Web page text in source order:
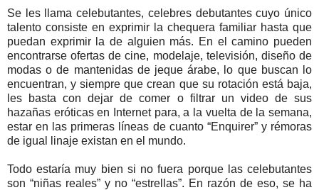
Se les llama celebutantes, celebres debutantes cuyo único
talento consiste en exprimir la chequera familiar hasta que
puedan exprimir la de alguien más. En el camino pueden
encontrarse ofertas de cine, modelaje, televisión, diseño de
modas o de mantenidas de jeque árabe, lo que buscan lo
encuentran, y siempre que crean que su rotación está baja,
les basta con dejar de comer o filtrar un video de sus
hazañas eróticas en Internet para, a la vuelta de la semana,
estar en las primeras líneas de cuanto “Enquirer” y rémoras
de igual linaje existan en el mundo.
Todo estaría muy bien si no fuera porque las celebutantes
son “niñas reales” y no “estrellas”. En razón de eso, se ha